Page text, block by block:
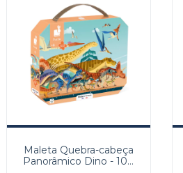
Maleta Quebra-cabeça
Panorâmico Dino - 100